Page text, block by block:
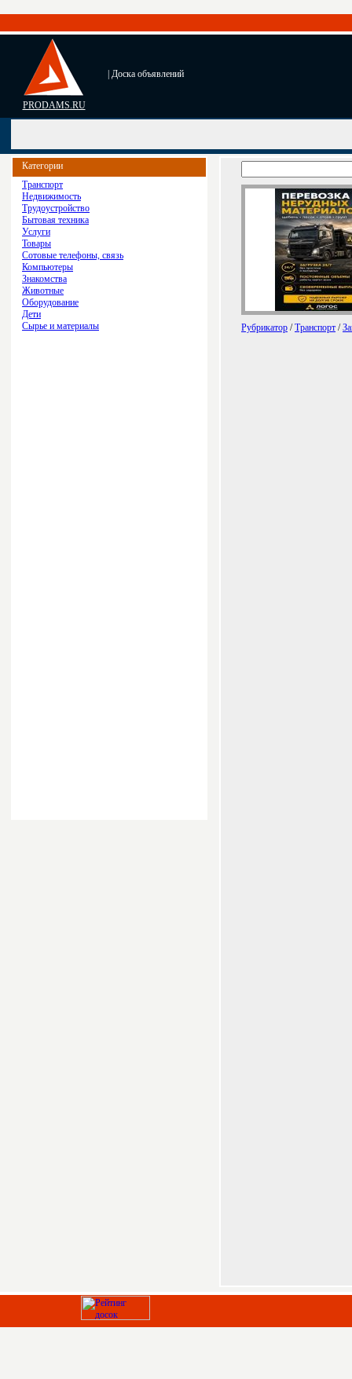
PRODAMS.RU
| Доска объявлений
Категории
Транспорт
Недвижимость
Трудоустройство
Бытовая техника
Услуги
Товары
Сотовые телефоны, связь
Компьютеры
Знакомства
Животные
Оборудование
Дети
Сырье и материалы
Рубрикатор /Транспорт /